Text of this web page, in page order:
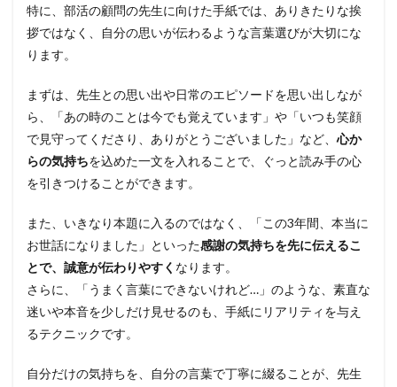
特に、部活の顧問の先生に向けた手紙では、ありきたりな挨
拶ではなく、自分の思いが伝わるような言葉選びが大切にな
ります。
まずは、先生との思い出や日常のエピソードを思い出しなが
ら、「あの時のことは今でも覚えています」や「いつも笑顔
で見守ってくださり、ありがとうございました」など、 心か
らの気持ちを込めた一文を入れることで、ぐっと読み手の心
を引きつけることができます。
また、いきなり本題に入るのではなく、「この3年間、本当に
お世話になりました」といった感謝の気持ちを先に伝えるこ
とで、誠意が伝わりやすく なります。
さらに、「うまく言葉にできないけれど…」のような、素直な
迷いや本音を少しだけ見せるのも、手紙にリアリティを与え
るテクニックです。
自分だけの気持ちを、自分の言葉で丁寧に綴ることが、先生